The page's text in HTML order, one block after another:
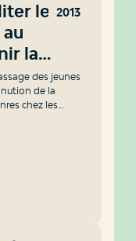
2013
le
la
des jeunes
de la
chez les
sociales.